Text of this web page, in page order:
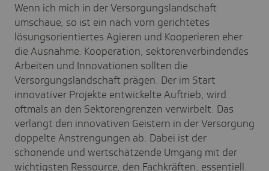
Wenn ich mich in der Versorgungslandschaft
umschaue, so ist ein nach vorn gerichtetes
lösungsorientiertes Agieren und Kooperieren eher
die Ausnahme. Kooperation, sektorenverbindendes
Arbeiten und Innovationen sollten die
Versorgungslandschaft prägen. Der im Start
innovativer Projekte entwickelte Auftrieb, wird
oftmals an den Sektorengrenzen verwirbelt. Das
verlangt den innovativen Geistern in der Versorgung
doppelte Anstrengungen ab. Dabei ist der
schonende und wertschätzende Umgang mit der
wichtigsten Ressource, den Fachkräften, essentiell.